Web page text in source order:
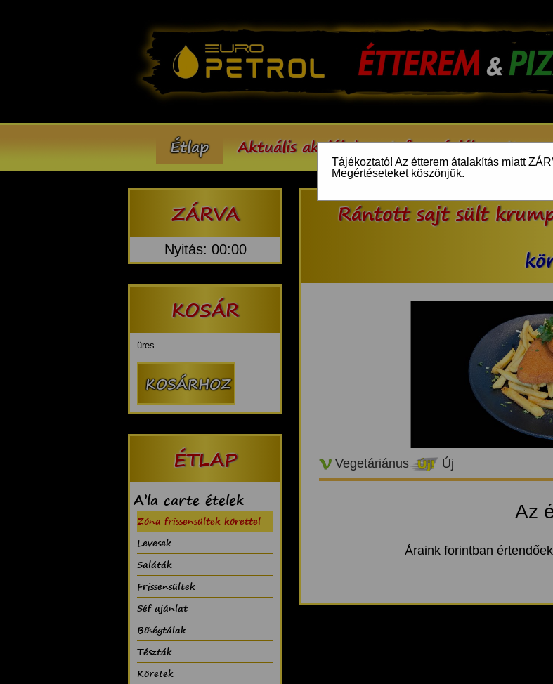
Tájékoztató! Az étterem átalakítás miatt
Megértéseteket köszönjük.
Étlap Aktuális akcióink Információk
ZÁRVA
Nyitás: 00:00
KOSÁR
üres
ÉTLAP
A’la carte ételek
Zóna frissensültek körettel
Levesek
Saláták
Frissensültek
Séf ajánlat
Bõségtálak
Tészták
Köretek
Rántott sajt sült
Vegetáriánus Új
Az
Áraink forintban